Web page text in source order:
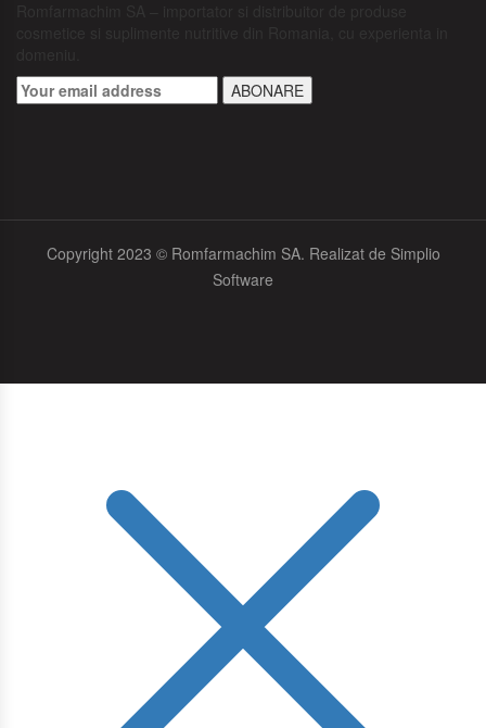
ABONARE
Copyright 2023 © Romfarmachim SA. Realizat de Simplio
Software